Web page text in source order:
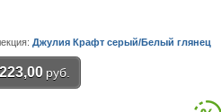
Джулия Крафт серый/Белый глянец
223,00 руб.